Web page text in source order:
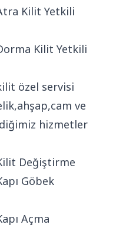
Kilit Yetkili
Kilit Yetkili
özel servisi
ve
hizmetler
Değiştirme
Göbek
Açma